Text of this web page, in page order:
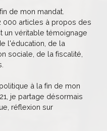
de mon mandat.
000 articles à propos des
un véritable témoignage
l'éducation, de la
sociale, de la fiscalité,
à la fin de mon
je partage désormais
réflexion sur